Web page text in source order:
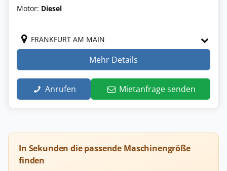
Motor: Diesel
FRANKFURT AM MAIN
Mehr Details
Anrufen Mietanfrage senden
In Sekunden die passende Maschinengröße
finden